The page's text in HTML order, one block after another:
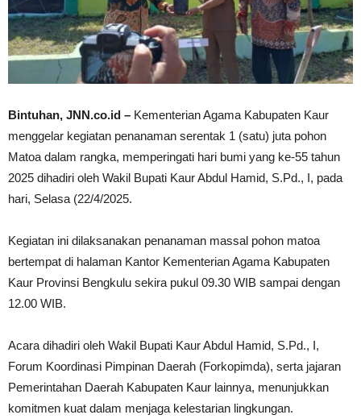
Bintuhan, JNN.co.id – Kementerian Agama Kabupaten Kaur
menggelar kegiatan penanaman serentak 1 (satu) juta pohon
Matoa dalam rangka, memperingati hari bumi yang ke-55 tahun
2025 dihadiri oleh Wakil Bupati Kaur Abdul Hamid, S.Pd., I, pada
hari, Selasa (22/4/2025.
Kegiatan ini dilaksanakan penanaman massal pohon matoa
bertempat di halaman Kantor Kementerian Agama Kabupaten
Kaur Provinsi Bengkulu sekira pukul 09.30 WIB sampai dengan
12.00 WIB.
Acara dihadiri oleh Wakil Bupati Kaur Abdul Hamid, S.Pd., I,
Forum Koordinasi Pimpinan Daerah (Forkopimda), serta jajaran
Pemerintahan Daerah Kabupaten Kaur lainnya, menunjukkan
komitmen kuat dalam menjaga kelestarian lingkungan.